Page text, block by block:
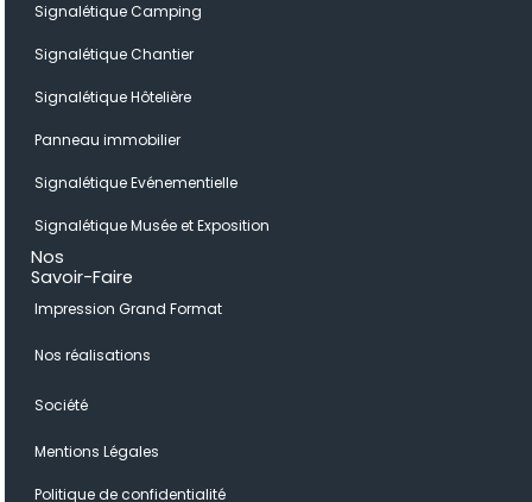
Signalétique Camping
Signalétique Chantier
Signalétique Hôtelière
Panneau immobilier
Signalétique Evénementielle
Signalétique Musée et Exposition
Nos
Savoir-Faire
Impression Grand Format
Nos réalisations
Société
Mentions Légales
Politique de confidentialité